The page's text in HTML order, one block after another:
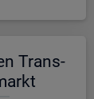
Trans­